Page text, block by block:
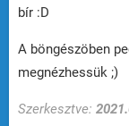
bír :D
A böngészöben
megnézhessük ;)
Szerkesztve: